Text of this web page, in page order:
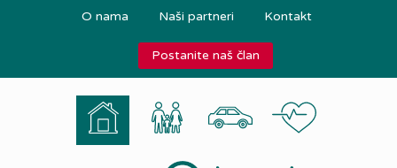
O nama Naši partneri Kontakt
Postanite naš član